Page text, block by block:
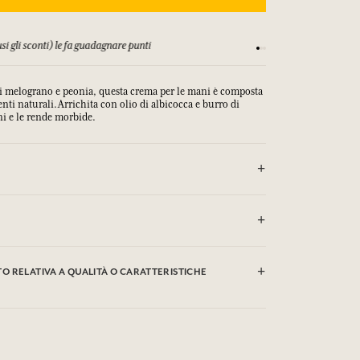
gli sconti) le fa guadagnare punti
e peonia, questa crema per le mani ècomposta
naturali.Arrichita conolio di albicocca e burro di
e le rende morbide.
Parkii Butter, Prunus Armeniaca Kernel Oil,
Caprylyl Glycol, Acrylates/C10-30 Alkyl Acrylate
RELATIVA A QUALITÀ O CARATTERISTICHE